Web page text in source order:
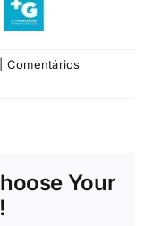
Comentários
Your